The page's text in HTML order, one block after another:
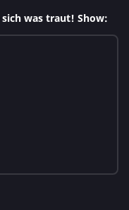
was traut! Show: